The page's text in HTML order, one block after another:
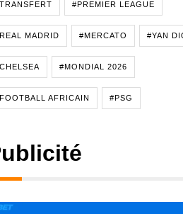
#PREMIER LEAGUE
MADRID #MERCATO #YAN
#MONDIAL 2026
AFRICAIN #PSG